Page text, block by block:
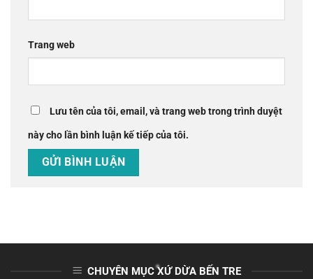
Trang web
Lưu tên của tôi, email, và trang web trong trình duyệt
này cho lần bình luận kế tiếp của tôi.
CHUYÊN MỤC XỨ DỪA BẾN TRE